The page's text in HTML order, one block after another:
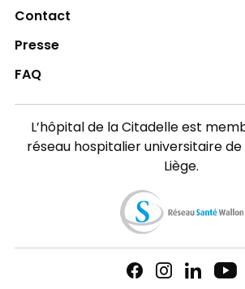
Contact
Presse
FAQ
L’hôpital de la Citadelle est
réseau hospitalier universitaire
Liège.